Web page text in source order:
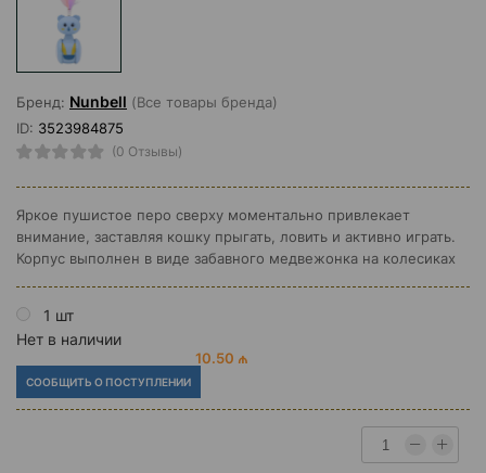
Бренд: Nunbell (Все товары бренда)
ID: 3523984875
(0 Отзывы)
Яркое пушистое перо сверху моментально привлекает
внимание, заставляя кошку прыгать, ловить и активно играть.
Корпус выполнен в виде забавного медвежонка на колесиках
1 шт
Нет в наличии
10.50 ₼
СООБЩИТЬ О ПОСТУПЛЕНИИ